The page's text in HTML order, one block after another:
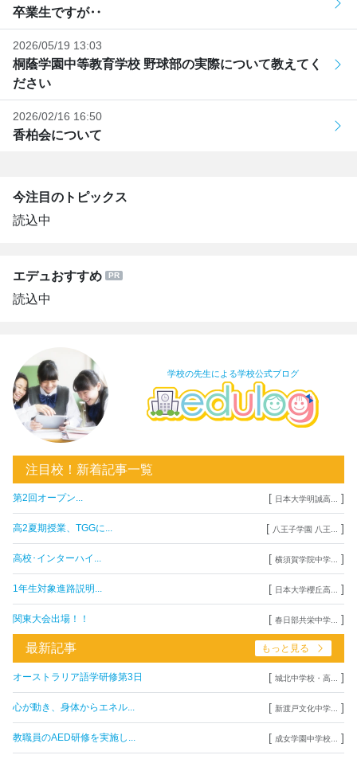
卒業生ですが‥
2026/05/19 13:03
桐蔭学園中等教育学校 野球部の実際について教えてく
ださい
2026/02/16 16:50
香柏会について
今注目のトピックス
読込中
エデュおすすめ
読込中
学校の先生による学校公式ブログ
注目校！新着記事一覧
第2回オープン... [ 日本大学明誠高... ]
高2夏期授業、TGGに... [ 八王子学園 八王... ]
高校･インターハイ... [ 横須賀学院中学... ]
1年生対象進路説明... [ 日本大学櫻丘高... ]
関東大会出場！！ [ 春日部共栄中学... ]
最新記事 もっと見る
オーストラリア語学研修第3日 [ 城北中学校・高... ]
心が動き、身体からエネル... [ 新渡戸文化中学... ]
教職員のAED研修を実施し... [ 成女学園中学校... ]